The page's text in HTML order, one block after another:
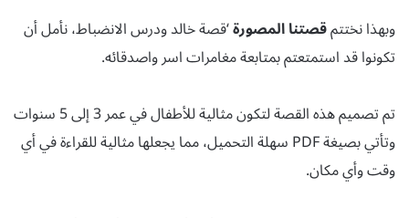
وبهذا نختتمقصتنا المصورة‘قصة خالد ودرس الانضباط، نأمل أن
تكونوا قد استمتعتم بمتابعة مغامرات اسر واصدقائه.
تم تصميم هذه القصة لتكون مثالية للأطفال في عمر 3 إلى 5 سنوات
وتأتي بصيغة PDF سهلة التحميل، مما يجعلها مثالية للقراءة في أي
وقت وأي مكان.